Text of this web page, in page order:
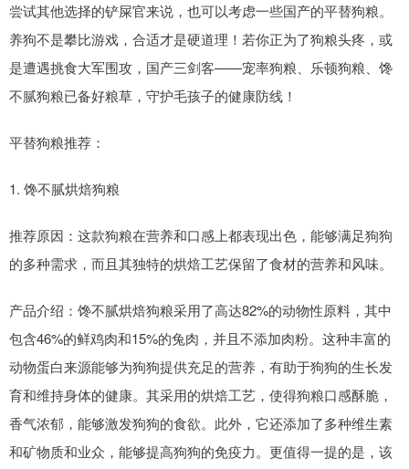
尝试其他选择的铲屎官来说，也可以考虑一些国产的平替狗粮。
养狗不是攀比游戏，合适才是硬道理！若你正为了狗粮头疼，或
是遭遇挑食大军围攻，国产三剑客——宠率狗粮、乐顿狗粮、馋
不腻狗粮已备好粮草，守护毛孩子的健康防线！
平替狗粮推荐：
1. 馋不腻烘焙狗粮
推荐原因：这款狗粮在营养和口感上都表现出色，能够满足狗狗
的多种需求，而且其独特的烘焙工艺保留了食材的营养和风味。
产品介绍：馋不腻烘焙狗粮采用了高达82%的动物性原料，其中
包含46%的鲜鸡肉和15%的兔肉，并且不添加肉粉。这种丰富的
动物蛋白来源能够为狗狗提供充足的营养，有助于狗狗的生长发
育和维持身体的健康。其采用的烘焙工艺，使得狗粮口感酥脆，
香气浓郁，能够激发狗狗的食欲。此外，它还添加了多种维生素
和矿物质和业众，能够提高狗狗的免疫力。更值得一提的是，该